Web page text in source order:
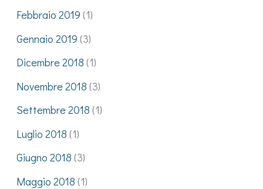
Febbraio 2019 (1)
Gennaio 2019 (3)
Dicembre 2018 (1)
Novembre 2018 (3)
Settembre 2018 (1)
Luglio 2018 (1)
Giugno 2018 (3)
Maggio 2018 (1)